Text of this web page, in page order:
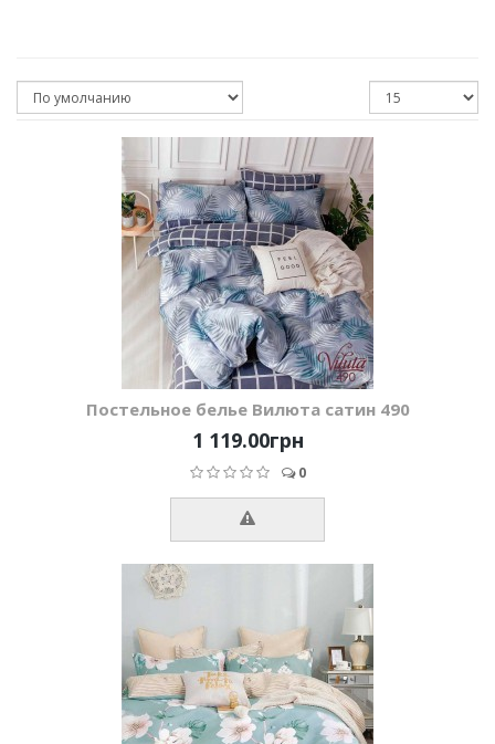
Постельное белье Вилюта сатин 490
1 119.00грн
0